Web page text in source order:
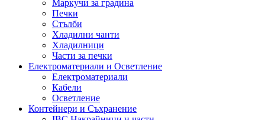
Маркучи за градина
Печки
Стълби
Хладилни чанти
Хладилници
Части за печки
Електроматериали и Осветление
Електроматериали
Кабели
Осветление
Контейнери и Съхранение